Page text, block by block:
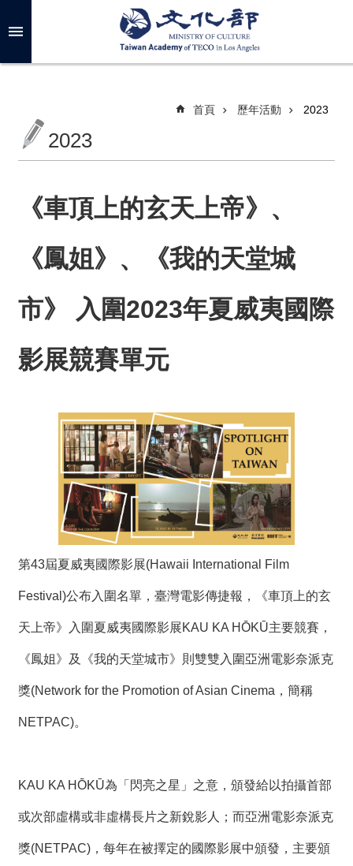
關
息
年
度
我
音
e
體
文
首頁 歷年活動 2023
2023
《車頂上的玄天上帝》、
《鳳姐》、《我的天堂城
市》 入圍2023年夏威夷國際
影展競賽單元
第43屆夏威夷國際影展(Hawaii International Film
Festival)公布入圍名單，臺灣電影傳捷報，《車頂上的玄
天上帝》入圍夏威夷國際影展KAU KA HŌKŪ主要競賽，
《鳳姐》及《我的天堂城市》則雙雙入圍亞洲電影奈派克
獎(Network for the Promotion of Asian Cinema，簡稱
NETPAC)。
KAU KA HŌKŪ為「閃亮之星」之意，頒發給以拍攝首部
或次部虛構或非虛構長片之新銳影人；而亞洲電影奈派克
獎(NETPAC)，每年在被擇定的國際影展中頒發，主要頒